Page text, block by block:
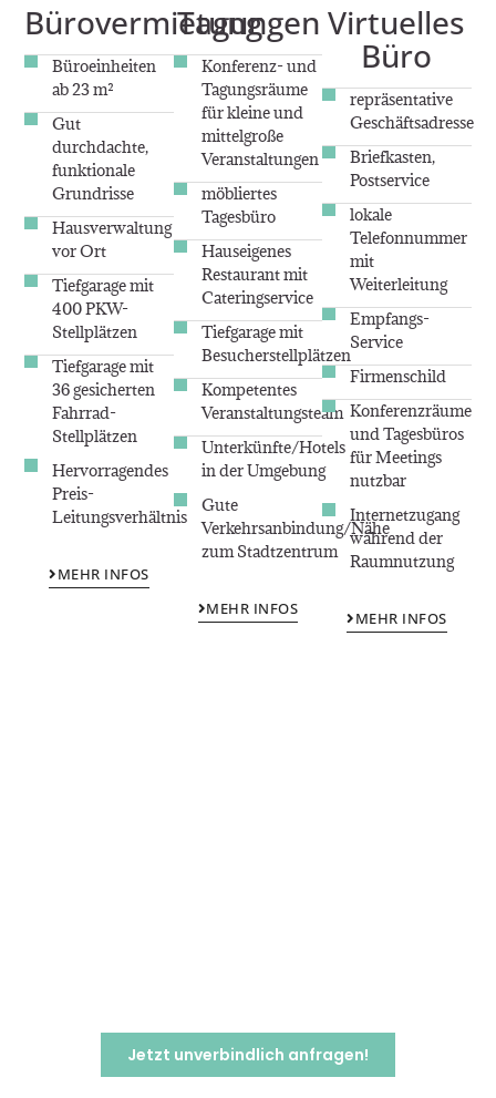
Bürovermietung
Büroeinheiten
ab 23 m²
Gut
durchdachte,
funktionale
Grundrisse
Hausverwaltung
vor Ort
Tiefgarage mit
400 PKW-
Stellplätzen
Tiefgarage mit
36 gesicherten
Fahrrad-
Stellplätzen
Hervorragendes
Preis-
Leitungsverhältnis
MEHR INFOS
Tagungen
Konferenz- und
Tagungsräume
für kleine und
mittelgroße
Veranstaltungen
möbliertes
Tagesbüro
Hauseigenes
Restaurant mit
Cateringservice
Tiefgarage mit
Besucherstellplätzen
Kompetentes
Veranstaltungsteam
Unterkünfte/Hotels
in der Umgebung
Gute
Verkehrsanbindung/Nähe
zum Stadtzentrum
MEHR INFOS
Virtuelles
Büro
repräsentative
Geschäftsadresse
Briefkasten,
Postservice
lokale
Telefonnummer
mit
Weiterleitung
Empfangs-
Service
Firmenschild
Konferenzräume
und Tagesbüros
für Meetings
nutzbar
Internetzugang
während der
Raumnutzung
MEHR INFOS
Jetzt unverbindlich anfragen!